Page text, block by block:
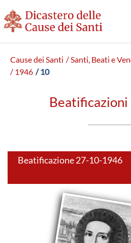
Cause dei Santi / Santi, Beati e
/ 1946 / 10
Beatificazione 27-10-1946